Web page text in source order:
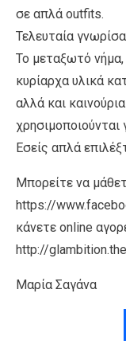
σε απλά outfits.
Τελευταία
Το μεταξωτό νήμα,
κυρίαρχα υλικά
αλλά και
Εσείς απλά
Μπορείτε να
https://
κάνετε online
http://
Μαρία Σαγάνα